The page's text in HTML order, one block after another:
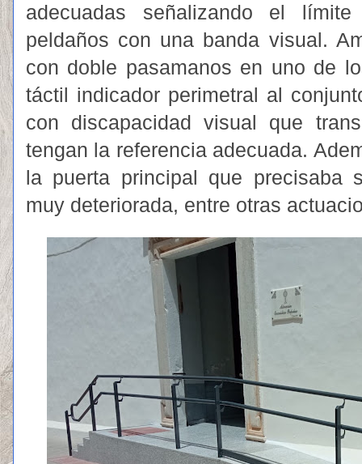
adecuadas señalizando el
peldaños con una banda visual.
con doble pasamanos en uno de
táctil indicador perimetral al
con discapacidad visual que
tengan la referencia adecuada.
la puerta principal que precisaba
muy deteriorada, entre otras